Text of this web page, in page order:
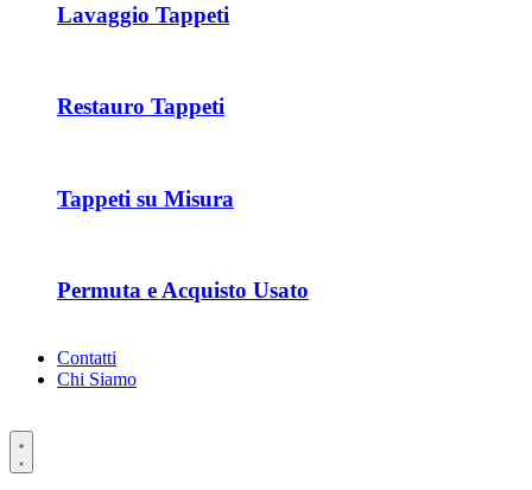
Lavaggio Tappeti
Restauro Tappeti
Tappeti su Misura
Permuta e Acquisto Usato
Contatti
Chi Siamo